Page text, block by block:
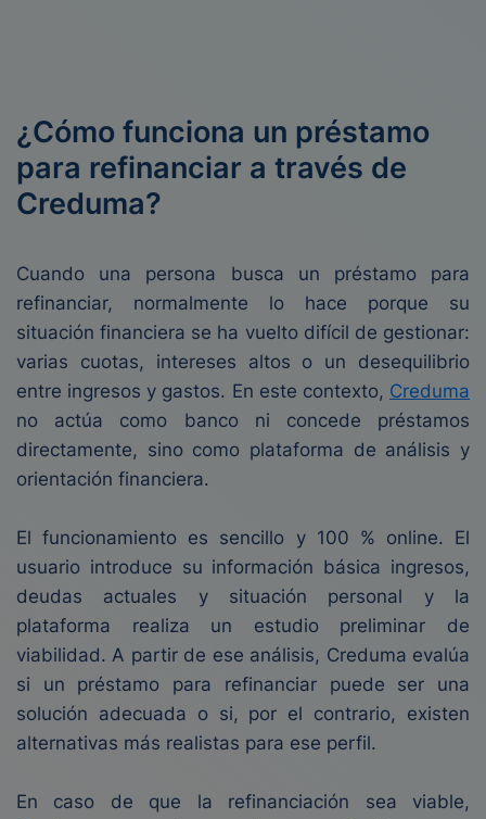
¿Cómo funciona un préstamo
para refinanciar a través de
Creduma?
Cuando una persona busca un préstamo para
refinanciar, normalmente lo hace porque su
situación financiera se ha vuelto difícil de gestionar:
varias cuotas, intereses altos o un desequilibrio
entre ingresos y gastos. En este contexto, Creduma
no actúa como banco ni concede préstamos
directamente, sino como plataforma de análisis y
orientación financiera.
El funcionamiento es sencillo y 100 % online. El
usuario introduce su información básica ingresos,
deudas actuales y situación personal y la
plataforma realiza un estudio preliminar de
viabilidad. A partir de ese análisis, Creduma evalúa
si un préstamo para refinanciar puede ser una
solución adecuada o si, por el contrario, existen
alternativas más realistas para ese perfil.
En caso de que la refinanciación sea viable,